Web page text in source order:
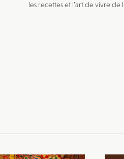
les recettes et l’art de vivre de